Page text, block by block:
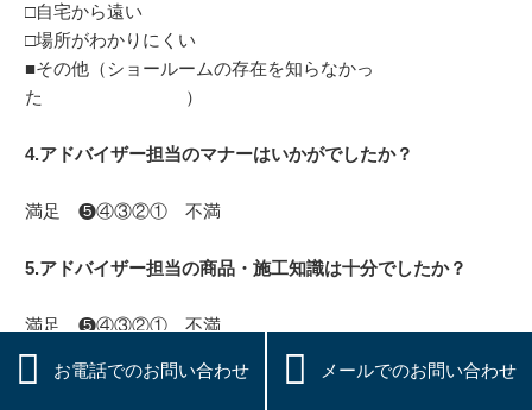
□自宅から遠い
□場所がわかりにくい
■その他（ショールームの存在を知らなかっ
た ）
4.アドバイザー担当のマナーはいかがでしたか？
満足 ❺④③②① 不満
5.アドバイザー担当の商品・施工知識は十分でしたか？
満足 ❺④③②① 不満
6.アドバイザーはお客様の意向を十分に汲み取っていました
 お電話でのお問い合わせ  メールでのお問い合わせ